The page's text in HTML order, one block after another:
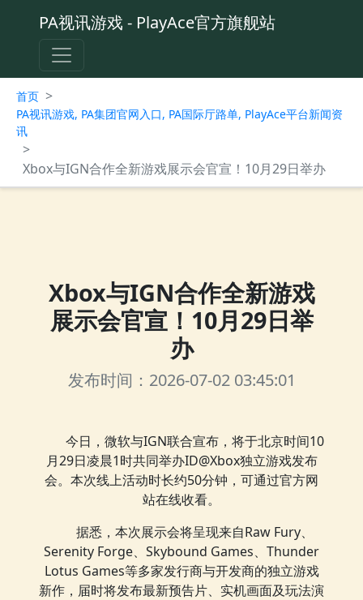
PA视讯游戏 - PlayAce官方旗舰站
首页 >
PA视讯游戏, PA集团官网入口, PA国际厅路单, PlayAce平台新闻资
讯
>
Xbox与IGN合作全新游戏展示会官宣！10月29日举办
Xbox与IGN合作全新游戏
展示会官宣！10月29日举
办
发布时间：2026-07-02 03:45:01
今日，微软与IGN联合宣布，将于北京时间10
月29日凌晨1时共同举办ID@Xbox独立游戏发布
会。本次线上活动时长约50分钟，可通过官方网
站在线收看。
据悉，本次展示会将呈现来自Raw Fury、
Serenity Forge、Skybound Games、Thunder
Lotus Games等多家发行商与开发商的独立游戏
新作，届时将发布最新预告片、实机画面及玩法演